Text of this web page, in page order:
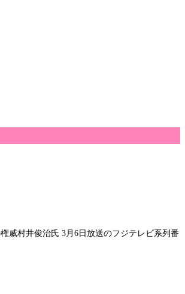
威村井俊治氏 3月6日放送のフジテレビ系列番